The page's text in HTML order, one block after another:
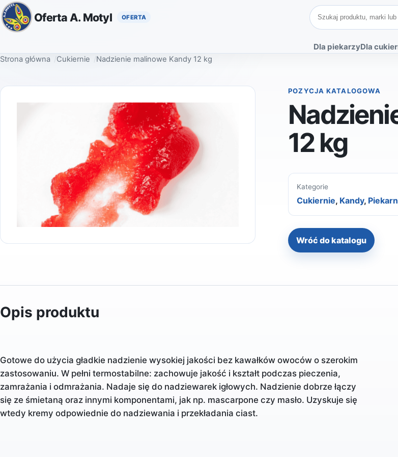
Oferta A. Motyl Szukaj produktów
Dla piekarzyDla
Strona główna Cukiernie Nadzienie malinowe Kandy 12 kg
POZYCJA KATALOGOWA
12 kg
Kategorie
Cukiernie, Kandy,
Wróć do katalogu
Opis produktu
Gotowe do użycia gładkie nadzienie wysokiej jakości bez kawałków owoców o szerokim
zastosowaniu. W pełni termostabilne: zachowuje jakość i kształt podczas pieczenia,
zamrażania i odmrażania. Nadaje się do nadziewarek igłowych. Nadzienie dobrze łączy
się ze śmietaną oraz innymi komponentami, jak np. mascarpone czy masło. Uzyskuje się
wtedy kremy odpowiednie do nadziewania i przekładania ciast.